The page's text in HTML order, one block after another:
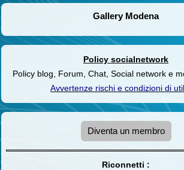
Gallery Modena
Policy socialnetwork
Policy blog, Forum, Chat, Social network e
Avvertenze rischi e condizioni di
Diventa un membro
Riconnetti :